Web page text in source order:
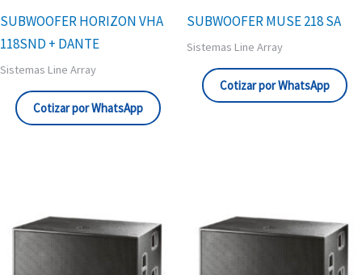
SUBWOOFER HORIZON VHA
118SND + DANTE
Sistemas Line Array
Cotizar por WhatsApp
SUBWOOFER MUSE 218 SA
Sistemas Line Array
Cotizar por WhatsApp